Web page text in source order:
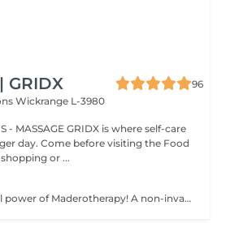
GRIDX
96
Wickrange L-3980
- MASSAGE GRIDX is where self-care
day. Come before visiting the Food
or ...
Experience the natural power of Maderotherapy! A non-invasive massage technique using wooden tools. It improves circulation and lymphatic drainage, reduces cellulite, helps contour the body, and eliminates excess fluid. Types: - Brazilian: focuses on legs and glutes, helps shape the silhouette; - Abdomen: reduces volume and firms the skin; - Full body: promotes relaxation and overall recovery. Age restrictions: recommended to do from 16 years old. Post-procedure recommendations: do not do sports and any sharp movement for 2-3 hours after the procedure. Frequency: 2-3 times per week, 8-10 sessions. Repeat once in 3-6 months. Contraindications: pregnancy, inflammation, acne, varicose veins in the acute stage.